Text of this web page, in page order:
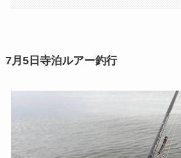
7月5日寺泊ルアー釣行